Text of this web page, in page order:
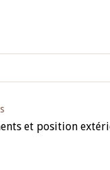
et position